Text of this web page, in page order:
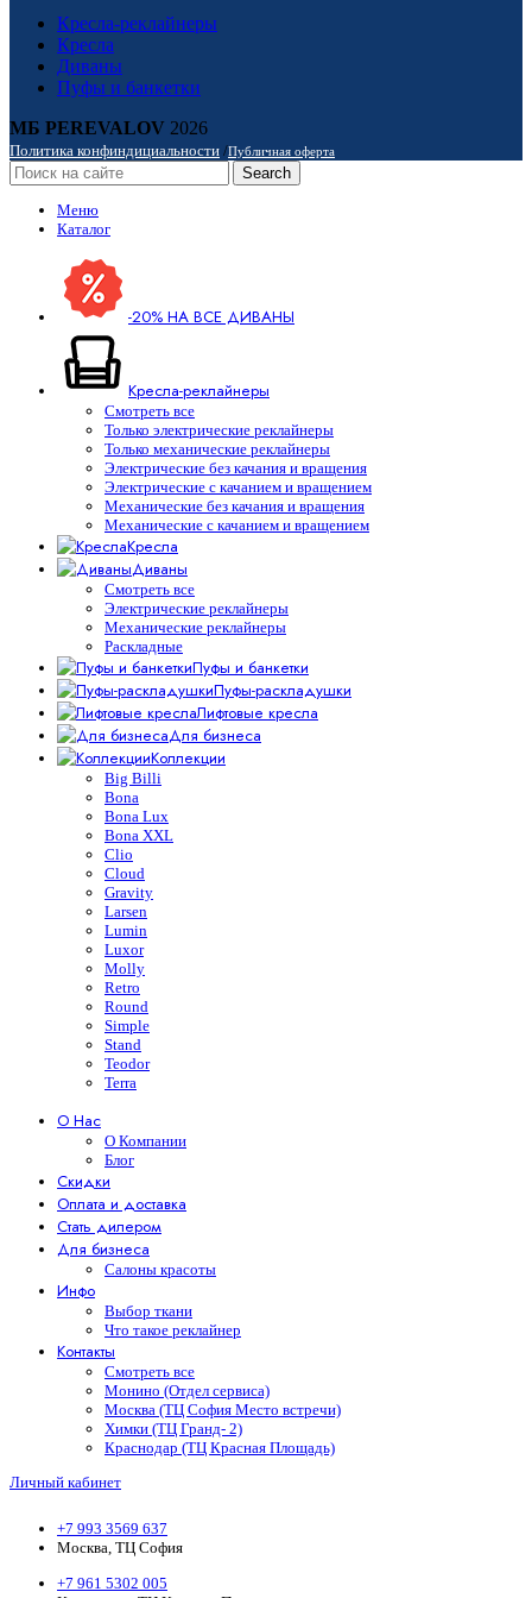
Кресла-реклайнеры
Кресла
Диваны
Пуфы и банкетки
МБ PEREVALOV 2026
Политика конфиндициальности /Публичная оферта
Search
Меню
Каталог
-20% НА ВСЕ ДИВАНЫ
Кресла-реклайнеры
Смотреть все
Только электрические реклайнеры
Только механические реклайнеры
Электрические без качания и вращения
Электрические с качанием и вращением
Механические без качания и вращения
Механические с качанием и вращением
Кресла
Диваны
Смотреть все
Электрические реклайнеры
Механические реклайнеры
Раскладные
Пуфы и банкетки
Пуфы-раскладушки
Лифтовые кресла
Для бизнеса
Коллекции
Big Billi
Bona
Bona Lux
Bona XXL
Clio
Cloud
Gravity
Larsen
Lumin
Luxor
Molly
Retro
Round
Simple
Stand
Teodor
Terra
О Нас
О Компании
Блог
Скидки
Оплата и доставка
Стать дилером
Для бизнеса
Салоны красоты
Инфо
Выбор ткани
Что такое реклайнер
Контакты
Смотреть все
Монино (Отдел сервиса)
Москва (ТЦ София Место встречи)
Химки (ТЦ Гранд- 2)
Краснодар (ТЦ Красная Площадь)
Личный кабинет
+7 993 3569 637
Москва, ТЦ София
+7 961 5302 005